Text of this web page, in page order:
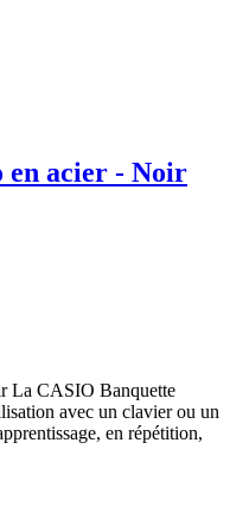
en acier - Noir
La CASIO Banquette
avec un clavier ou un
en répétition,